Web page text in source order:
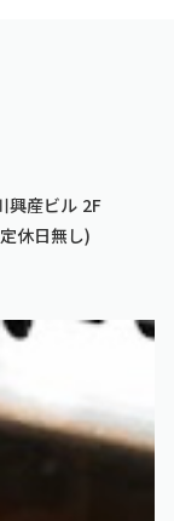
興産ビル 2F
休日無し)